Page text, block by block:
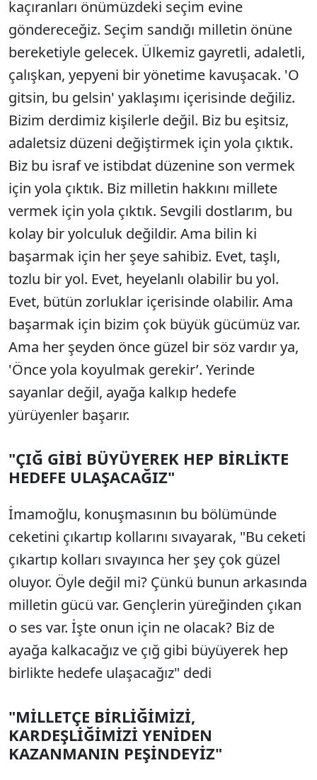
kaçıranları önümüzdeki seçim evine
göndereceğiz. Seçim sandığı milletin önüne
bereketiyle gelecek. Ülkemiz gayretli, adaletli,
çalışkan, yepyeni bir yönetime kavuşacak. 'O
gitsin, bu gelsin' yaklaşımı içerisinde değiliz.
Bizim derdimiz kişilerle değil. Biz bu eşitsiz,
adaletsiz düzeni değiştirmek için yola çıktık.
Biz bu israf ve istibdat düzenine son vermek
için yola çıktık. Biz milletin hakkını millete
vermek için yola çıktık. Sevgili dostlarım, bu
kolay bir yolculuk değildir. Ama bilin ki
başarmak için her şeye sahibiz. Evet, taşlı,
tozlu bir yol. Evet, heyelanlı olabilir bu yol.
Evet, bütün zorluklar içerisinde olabilir. Ama
başarmak için bizim çok büyük gücümüz var.
Ama her şeyden önce güzel bir söz vardır ya,
'Önce yola koyulmak gerekir’. Yerinde
sayanlar değil, ayağa kalkıp hedefe
yürüyenler başarır.
"ÇIĞ GİBİ BÜYÜYEREK HEP BİRLİKTE
HEDEFE ULAŞACAĞIZ"
İmamoğlu, konuşmasının bu bölümünde
ceketini çıkartıp kollarını sıvayarak, "Bu ceketi
çıkartıp kolları sıvayınca her şey çok güzel
oluyor. Öyle değil mi? Çünkü bunun arkasında
milletin gücü var. Gençlerin yüreğinden çıkan
o ses var. İşte onun için ne olacak? Biz de
ayağa kalkacağız ve çığ gibi büyüyerek hep
birlikte hedefe ulaşacağız" dedi
"MİLLETÇE BİRLİĞİMİZİ,
KARDEŞLİĞİMİZİ YENİDEN
KAZANMANIN PEŞİNDEYİZ"